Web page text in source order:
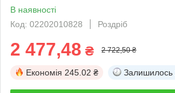
В наявності
Код: 02202010828
Роздріб
2 477,48 ₴ 2 722,50 ₴
Економія 245.02 ₴ Залишилось